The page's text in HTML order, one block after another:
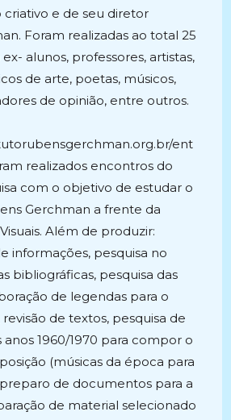
e de seu diretor
Foram realizadas ao total 25
alunos, professores, artistas,
de arte, poetas, músicos,
de opinião, entre outros.
ent
realizados encontros do
com o objetivo de estudar o
Gerchman a frente da
Além de produzir:
informações, pesquisa no
bibliográficas, pesquisa das
de legendas para o
de textos, pesquisa de
anos 1960/1970 para compor o
(músicas da época para
de documentos para a
de material selecionado